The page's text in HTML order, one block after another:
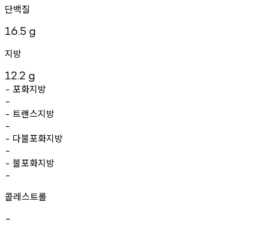
단백질
16.5 g
지방
12.2 g
- 포화지방
-
- 트랜스지방
-
- 다불포화지방
-
- 불포화지방
-
콜레스트롤
-